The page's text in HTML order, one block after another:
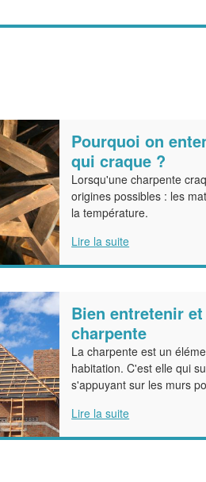
Pourquoi on
qui craque ?
Lorsqu'une charpente
origines possibles : les
la température.
Lire la suite
Bien entretenir
charpente
La charpente est un
habitation. C'est elle qui
s'appuyant sur les murs
Lire la suite